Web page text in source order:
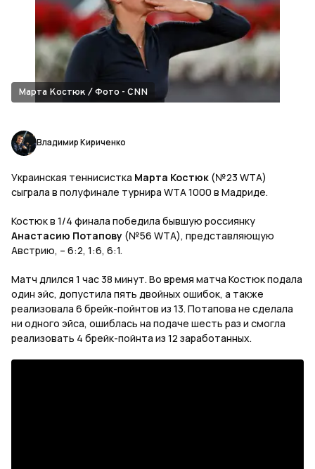
Марта Костюк / Фото - CNN
Владимир Кириченко
Украинская теннисистка Марта Костюк (№23 WTA)
сыграла в полуфинале турнира WTA 1000 в Мадриде.
Костюк в 1/4 финала победила бывшую россиянку
Анастасию Потапову (№56 WTA), представляющую
Австрию, – 6:2, 1:6, 6:1.
Матч длился 1 час 38 минут. Во время матча Костюк подала
один эйс, допустила пять двойных ошибок, а также
реализовала 6 брейк-пойнтов из 13. Потапова не сделала
ни одного эйса, ошиблась на подаче шесть раз и смогла
реализовать 4 брейк-пойнта из 12 заработанных.